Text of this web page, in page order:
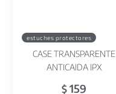
estuches protectores
CASE TRANSPARENTE
ANTICAIDA IPX
$ 159